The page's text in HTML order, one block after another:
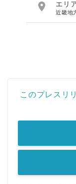
 エリ
近畿地
このプレスリ